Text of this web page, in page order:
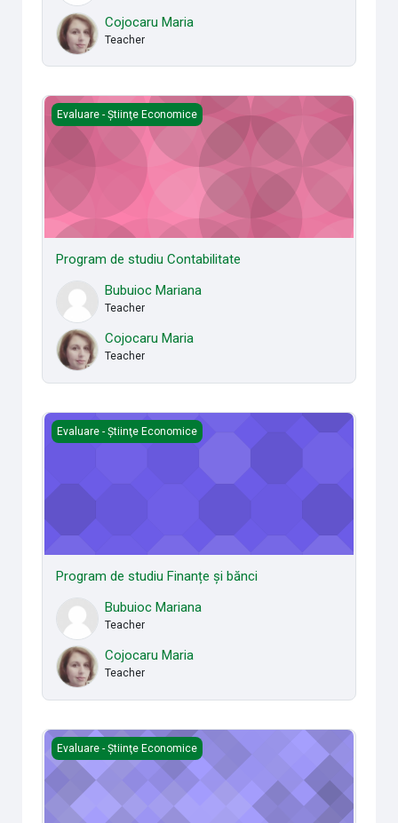
Cojocaru Maria
Teacher
Program de studiu Contabilitate
Evaluare - Știinţe Economice
Program de studiu Contabilitate
Bubuioc Mariana
Teacher
Cojocaru Maria
Teacher
Program de studiu Finanțe și bănci
Evaluare - Știinţe Economice
Program de studiu Finanțe și bănci
Bubuioc Mariana
Teacher
Cojocaru Maria
Teacher
Program de studiu Marketing și logistică
Evaluare - Știinţe Economice